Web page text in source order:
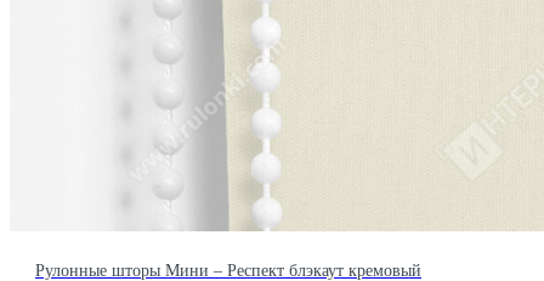
Рулонные шторы Мини – Респект блэкаут кремовый